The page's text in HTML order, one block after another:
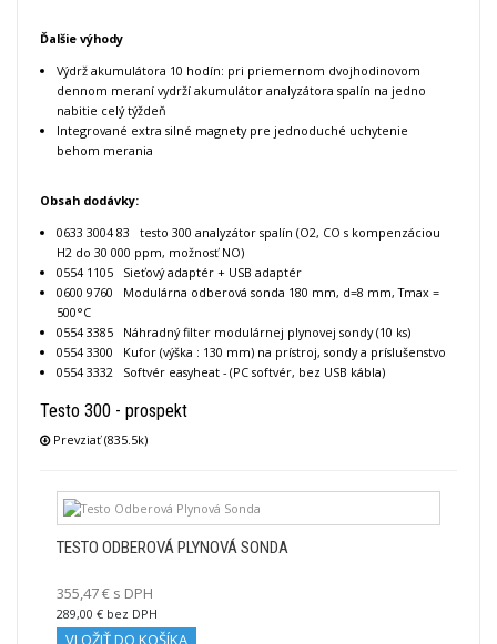
Ďalšie výhody
Výdrž akumulátora 10 hodín: pri priemernom dvojhodinovom
dennom meraní vydrží akumulátor analyzátora spalín na jedno
nabitie celý týždeň
Integrované extra silné magnety pre jednoduché uchytenie
behom merania
Obsah dodávky:
0633 3004 83 testo 300 analyzátor spalín (O2, CO s kompenzáciou
H2 do 30 000 ppm, možnosť NO)
0554 1105 Sieťový adaptér + USB adaptér
0600 9760 Modulárna odberová sonda 180 mm, d=8 mm, Tmax =
500°C
0554 3385 Náhradný filter modulárnej plynovej sondy (10 ks)
0554 3300 Kufor (výška : 130 mm) na prístroj, sondy a príslušenstvo
0554 3332 Softvér easyheat - (PC softvér, bez USB kábla)
Testo 300 - prospekt
Prevziať (835.5k)
TESTO ODBEROVÁ PLYNOVÁ SONDA
355,47 € s DPH
289,00 € bez DPH
VLOŽIŤ DO KOŠÍKA